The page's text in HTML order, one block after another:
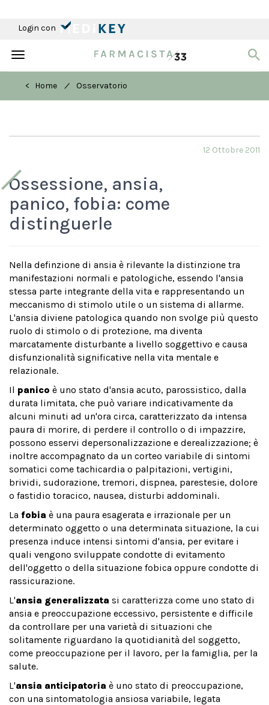
Login con
Toggle
< Home
/ Osservatorio
12 Ottobre 2011
Ossessione, ansia,
panico, fobia: come
distinguerle
Nella definzione di ansia è rilevante la distinzione tra
manifestazioni normali e patologiche, essendo l'ansia
stessa parte integrante della vita e rappresentando un
meccanismo di stimolo utile o un sistema di allarme.
L'ansia diviene patologica quando non svolge più questo
ruolo di stimolo o di protezione, ma diventa
marcatamente disturbante a livello soggettivo e causa
disfunzionalità significative nella vita mentale e
relazionale.
Il panico è uno stato d'ansia acuto, parossistico, dalla
durata limitata, che può variare indicativamente da
alcuni minuti ad un'ora circa, caratterizzato da intensa
paura di morire, di perdere il controllo o di impazzire,
possono esservi depersonalizzazione e derealizzazione; è
inoltre accompagnato da un corteo variabile di sintomi
somatici come tachicardia o palpitazioni, vertigini,
brividi, sudorazione, tremori, dispnea, parestesie, dolore
o fastidio toracico, nausea, disturbi addominali.
La fobia è una paura esagerata e irrazionale per un
determinato oggetto o una determinata situazione, la cui
presenza induce intensi sintomi d'ansia, per evitare i
quali vengono sviluppate condotte di evitamento
dell'oggetto o della situazione fobica oppure condotte di
rassicurazione.
L'ansia generalizzata si caratterizza come uno stato di
ansia e preoccupazione eccessivo, persistente e difficile
da controllare per una varietà di situazioni che
solitamente riguardano la quotidianità del soggetto,
come preoccupazione per il lavoro, per la famiglia, per la
salute.
L'ansia anticipatoria è uno stato di preoccupazione,
con una sintomatologia ansiosa variabile, legata